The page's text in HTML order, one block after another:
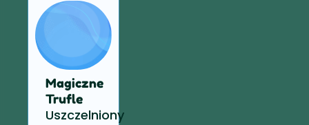
Magiczne
Trufle
Uszczelniony